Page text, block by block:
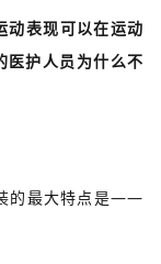
动表现可以在运动
医护人员为什么不
的最大特点是——